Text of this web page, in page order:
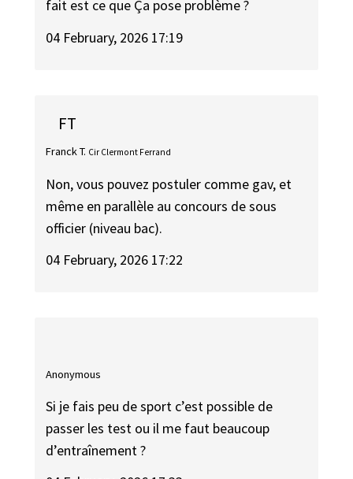
fait est ce que Ça pose problème ?
04 February, 2026 17:19
FT
Franck T. Cir Clermont Ferrand
Non, vous pouvez postuler comme gav, et
même en parallèle au concours de sous
officier (niveau bac).
04 February, 2026 17:22
Anonymous
Si je fais peu de sport c’est possible de
passer les test ou il me faut beaucoup
d’entraînement ?